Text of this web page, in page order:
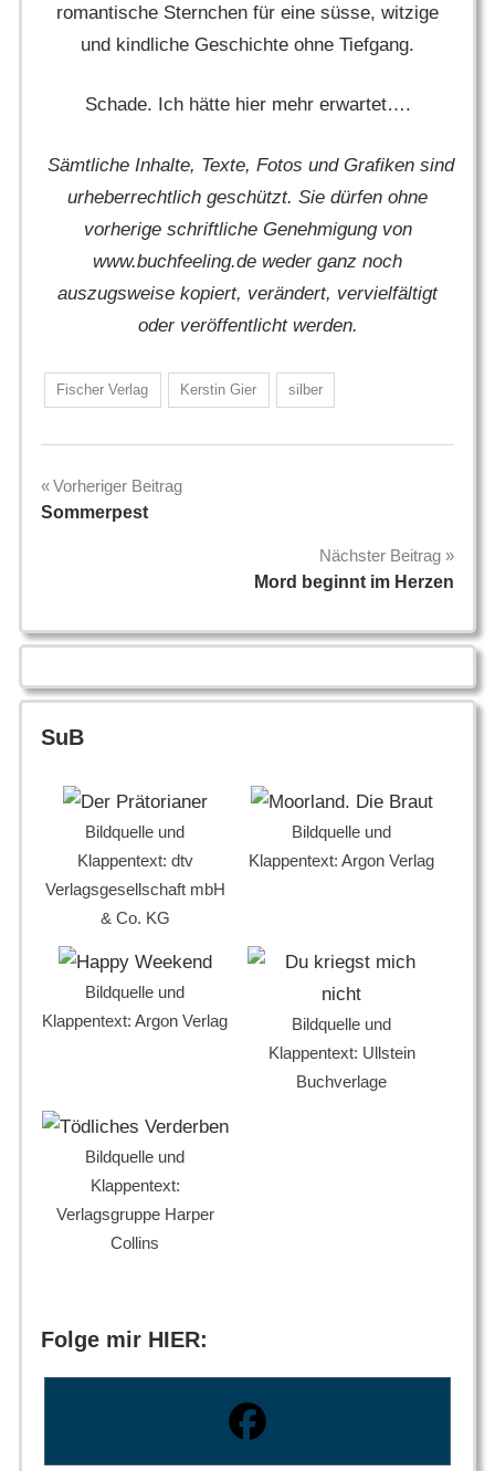
romantische Sternchen für eine süsse, witzige
und kindliche Geschichte ohne Tiefgang.
Schade. Ich hätte hier mehr erwartet….
Sämtliche Inhalte, Texte, Fotos und Grafiken sind
urheberrechtlich geschützt. Sie dürfen ohne
vorherige schriftliche Genehmigung von
www.buchfeeling.de weder ganz noch
auszugsweise kopiert, verändert, vervielfältigt
oder veröffentlicht werden.
Fischer Verlag Kerstin Gier silber
Beitragsnavigation
Vorheriger Beitrag
Sommerpest
Nächster Beitrag
Mord beginnt im Herzen
SuB
Bildquelle und
Klappentext: dtv
Verlagsgesellschaft mbH
& Co. KG
Bildquelle und
Klappentext: Argon Verlag
Bildquelle und
Klappentext: Argon Verlag
Bildquelle und
Klappentext: Ullstein
Buchverlage
Bildquelle und
Klappentext:
Verlagsgruppe Harper
Collins
Folge mir HIER: